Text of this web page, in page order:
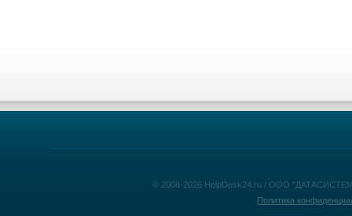
© 2008-2026 HelpDesk24.ru / ООО
Политика